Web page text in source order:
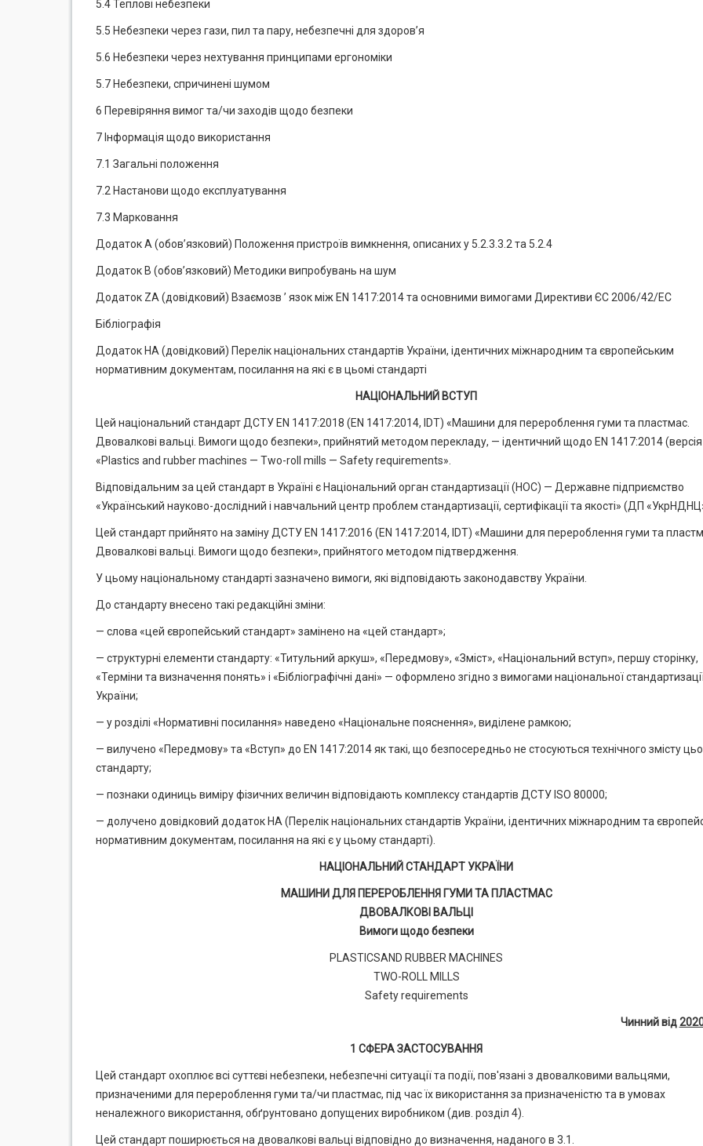
5.4 Теплові небезпеки
5.5 Небезпеки через гази, пил та пару, небезпечні для здоров’я
5.6 Небезпеки через нехтування принципами ергономіки
5.7 Небезпеки, спричинені шумом
6 Перевіряння вимог та/чи заходів щодо безпеки
7 Інформація щодо використання
7.1 Загальні положення
7.2 Настанови щодо експлуатування
7.3 Марковання
Додаток А (обов’язковий) Положення пристроїв вимкнення, описаних у 5.2.3.3.2 та 5.2.4
Додаток В (обов’язковий) Методики випробувань на шум
Додаток ZA (довідковий) Взаємозв ’ язок між EN 1417:2014 та основними вимогами Директиви ЄС 2006/42/ЕС
Бібліографія
Додаток НА (довідковий) Перелік національних стандартів України, ідентичних міжнародним та європейським
нормативним документам, посилання на які є в цьомі стандарті
НАЦІОНАЛЬНИЙ ВСТУП
Цей національний стандарт ДСТУ EN 1417:2018 (EN 1417:2014, IDT) «Машини для перероблення гуми та пластмас.
Двовалкові вальці. Вимоги щодо безпеки», прийнятий методом перекладу, — ідентичний щодо EN 1417:2014
«Plastics and rubber machines — Two-roll mills — Safety requirements».
Відповідальним за цей стандарт в Україні є Національний орган стандартизації (HOC) — Державне підприємство
«Український науково-дослідний і навчальний центр проблем стандартизації, сертифікації та якості» (ДП
Цей стандарт прийнято на заміну ДСТУ EN 1417:2016 (EN 1417:2014, IDT) «Машини для перероблення гуми та
Двовалкові вальці. Вимоги щодо безпеки», прийнятого методом підтвердження.
У цьому національному стандарті зазначено вимоги, які відповідають законодавству України.
До стандарту внесено такі редакційні зміни:
— слова «цей європейський стандарт» замінено на «цей стандарт»;
— структурні елементи стандарту: «Титульний аркуш», «Передмову», «Зміст», «Національний вступ», першу сторінку,
«Терміни та визначення понять» і «Бібліографічні дані» — оформлено згідно з вимогами національної
України;
— у розділі «Нормативні посилання» наведено «Національне пояснення», виділене рамкою;
— вилучено «Передмову» та «Вступ» до EN 1417:2014 як такі, що безпосередньо не стосуються технічного змісту
стандарту;
— познаки одиниць виміру фізичних величин відповідають комплексу стандартів ДСТУ ISO 80000;
— долучено довідковий додаток НА (Перелік національних стандартів України, ідентичних міжнародним та
нормативним документам, посилання на які є у цьому стандарті).
НАЦІОНАЛЬНИЙ СТАНДАРТ УКРАЇНИ
МАШИНИ ДЛЯ ПЕРЕРОБЛЕННЯ ГУМИ ТА ПЛАСТМАС
ДВОВАЛКОВІ ВАЛЬЦІ
Вимоги щодо безпеки
PLASTICSAND RUBBER MACHINES
TWO-ROLL MILLS
Safety requirements
Чинний від
1 СФЕРА ЗАСТОСУВАННЯ
Цей стандарт охоплює всі суттєві небезпеки, небезпечні ситуації та події, пов'язані з двовалковими вальцями,
призначеними для перероблення гуми та/чи пластмас, під час їх використання за призначеністю та в умовах
неналежного використання, обґрунтовано допущених виробником (див. розділ 4).
Цей стандарт поширюється на двовалкові вальці відповідно до визначення, наданого в 3.1.